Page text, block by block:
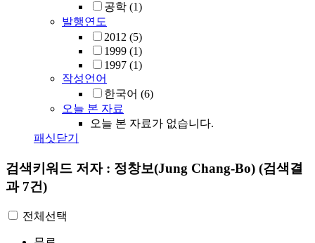
공학 (1)
발행연도
2012 (5)
1999 (1)
1997 (1)
작성언어
한국어 (6)
오늘 본 자료
오늘 본 자료가 없습니다.
패싯닫기
검색키워드 저자 : 정창보(Jung Chang-Bo) (검색결
과 7건)
전체선택